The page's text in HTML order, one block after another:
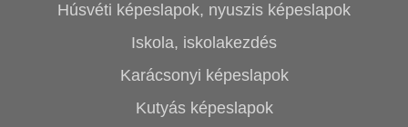
Húsvéti képeslapok, nyuszis képeslapok
Iskola, iskolakezdés
Karácsonyi képeslapok
Kutyás képeslapok